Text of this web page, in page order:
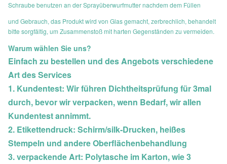
Schraube benutzen an der Sprayüberwurfmutter nachdem dem Füllen
und Gebrauch, das Produkt wird von Glas gemacht, zerbrechlich, behandelt
bitte sorgfältig, um Zusammenstoß mit harten Gegenständen zu vermeiden.
Warum wählen Sie uns?
Einfach zu bestellen und des Angebots verschiedene
Art des Services
1. Kundentest: Wir führen Dichtheitsprüfung für 3mal
durch, bevor wir verpacken, wenn Bedarf, wir allen
Kundentest annimmt.
2. Etikettendruck: Schirm/silk-Drucken, heißes
Stempeln und andere Oberflächenbehandlung
3. verpackende Art: Polytasche im Karton, wie 3